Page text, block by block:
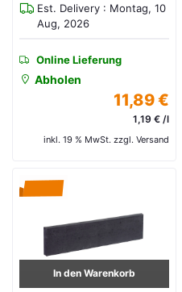
Est. Delivery : Montag, 10
Aug, 2026
Online Lieferung
Abholen
11,89 €
1,19 € /l
inkl. 19 % MwSt. zzgl. Versand
In den Warenkorb